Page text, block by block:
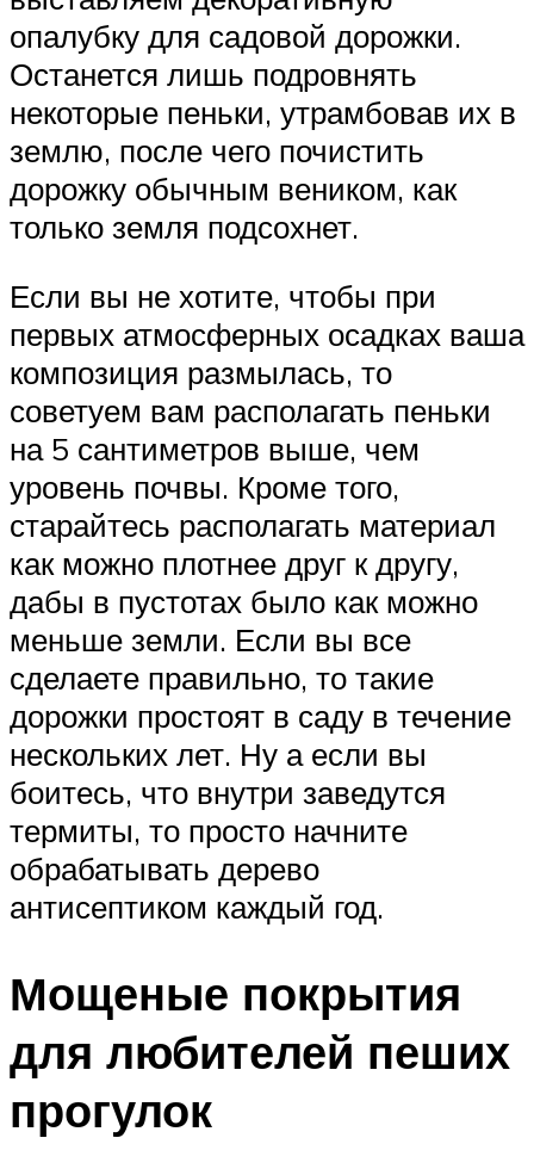
опалубку для садовой дорожки.
Останется лишь подровнять
некоторые пеньки, утрамбовав их в
землю, после чего почистить
дорожку обычным веником, как
только земля подсохнет.
Если вы не хотите, чтобы при
первых атмосферных осадках ваша
композиция размылась, то
советуем вам располагать пеньки
на 5 сантиметров выше, чем
уровень почвы. Кроме того,
старайтесь располагать материал
как можно плотнее друг к другу,
дабы в пустотах было как можно
меньше земли. Если вы все
сделаете правильно, то такие
дорожки простоят в саду в течение
нескольких лет. Ну а если вы
боитесь, что внутри заведутся
термиты, то просто начните
обрабатывать дерево
антисептиком каждый год.
Мощеные покрытия
для любителей пеших
прогулок